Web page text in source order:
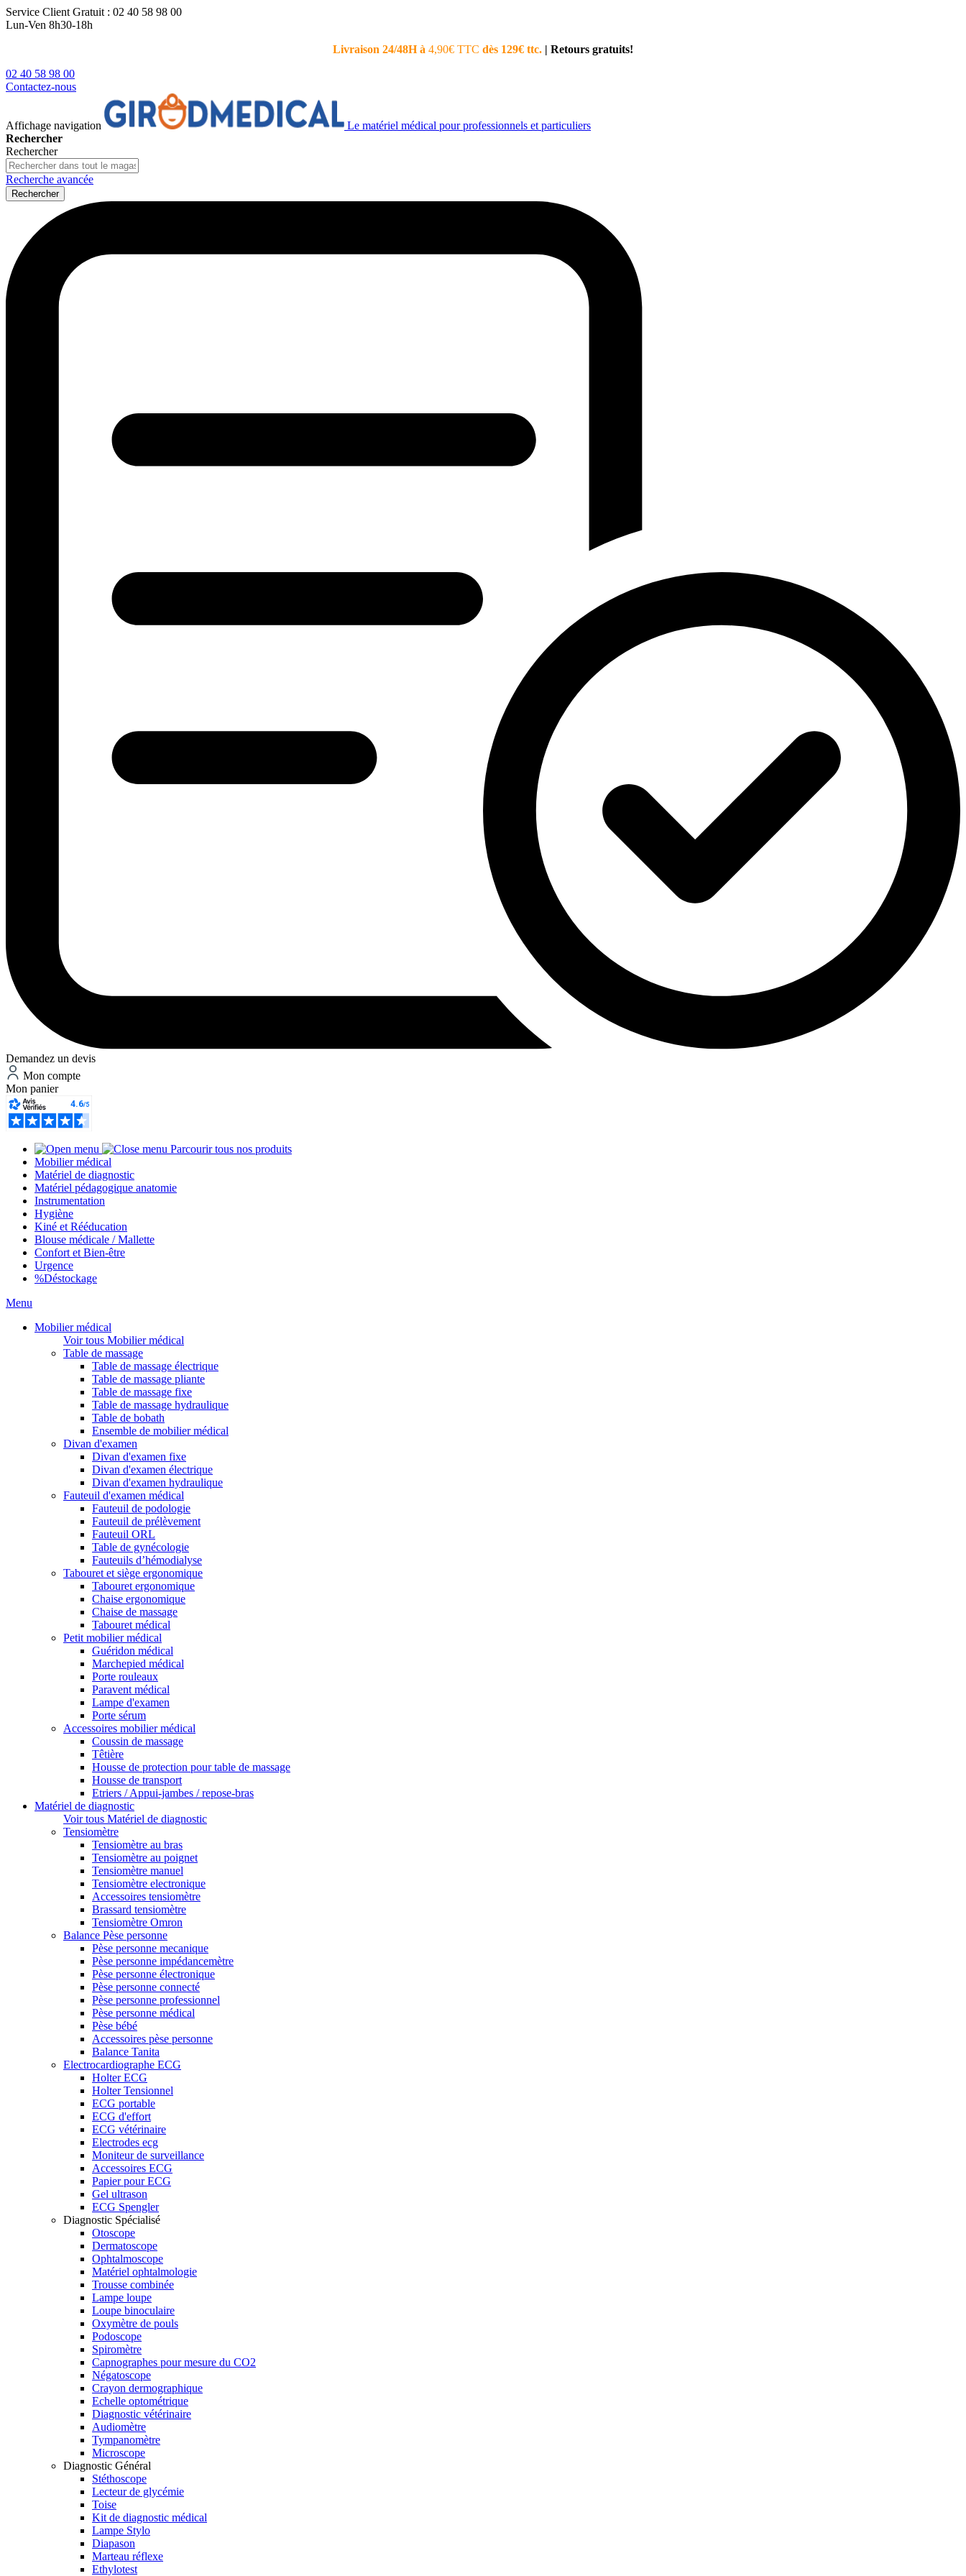
Service Client Gratuit : 02 40 58 98 00
Lun-Ven 8h30-18h
Livraison 24/48H à 4,90€ TTC dès 129€ ttc. | Retours gratuits!
02 40 58 98 00
Contactez-nous
Affichage navigation
Le matériel médical pour professionnels et particuliers
Rechercher
Rechercher
Recherche avancée
Rechercher
Demandez un devis
Mon compte
Mon panier
Parcourir tous nos produits
Mobilier médical
Matériel de diagnostic
Matériel pédagogique anatomie
Instrumentation
Hygiène
Kiné et Rééducation
Blouse médicale / Mallette
Confort et Bien-être
Urgence
%Déstockage
Menu
Mobilier médical
Voir tous Mobilier médical
Table de massage
Table de massage électrique
Table de massage pliante
Table de massage fixe
Table de massage hydraulique
Table de bobath
Ensemble de mobilier médical
Divan d'examen
Divan d'examen fixe
Divan d'examen électrique
Divan d'examen hydraulique
Fauteuil d'examen médical
Fauteuil de podologie
Fauteuil de prélèvement
Fauteuil ORL
Table de gynécologie
Fauteuils d’hémodialyse
Tabouret et siège ergonomique
Tabouret ergonomique
Chaise ergonomique
Chaise de massage
Tabouret médical
Petit mobilier médical
Guéridon médical
Marchepied médical
Porte rouleaux
Paravent médical
Lampe d'examen
Porte sérum
Accessoires mobilier médical
Coussin de massage
Têtière
Housse de protection pour table de massage
Housse de transport
Etriers / Appui-jambes / repose-bras
Matériel de diagnostic
Voir tous Matériel de diagnostic
Tensiomètre
Tensiomètre au bras
Tensiomètre au poignet
Tensiomètre manuel
Tensiomètre electronique
Accessoires tensiomètre
Brassard tensiomètre
Tensiomètre Omron
Balance Pèse personne
Pèse personne mecanique
Pèse personne impédancemètre
Pèse personne électronique
Pèse personne connecté
Pèse personne professionnel
Pèse personne médical
Pèse bébé
Accessoires pèse personne
Balance Tanita
Electrocardiographe ECG
Holter ECG
Holter Tensionnel
ECG portable
ECG d'effort
ECG vétérinaire
Electrodes ecg
Moniteur de surveillance
Accessoires ECG
Papier pour ECG
Gel ultrason
ECG Spengler
Diagnostic Spécialisé
Otoscope
Dermatoscope
Ophtalmoscope
Matériel ophtalmologie
Trousse combinée
Lampe loupe
Loupe binoculaire
Oxymètre de pouls
Podoscope
Spiromètre
Capnographes pour mesure du CO2
Négatoscope
Crayon dermographique
Echelle optométrique
Diagnostic vétérinaire
Audiomètre
Tympanomètre
Microscope
Diagnostic Général
Stéthoscope
Lecteur de glycémie
Toise
Kit de diagnostic médical
Lampe Stylo
Diapason
Marteau réflexe
Ethylotest